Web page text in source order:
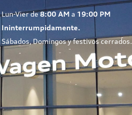
Lun-Vier de8:00 AM a 19:00 PM
Ininterrumpidamente.
Sábados, Domingos y festivos cerrados.